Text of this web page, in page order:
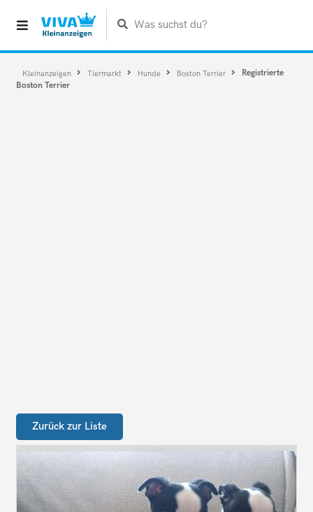
Was suchst du?
Kleinanzeigen Tiermarkt Hunde Boston Terrier
Registrierte
Boston Terrier
Zurück zur Liste